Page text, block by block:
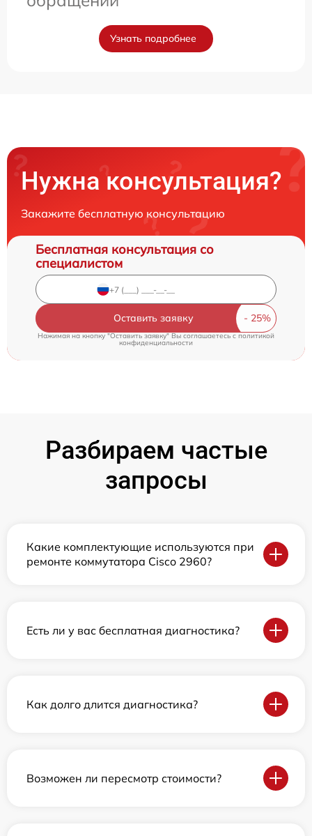
Узнать подробнее
Нужна консультация?
Закажите бесплатную консультацию
Бесплатная консультация со
специалистом
Оставить заявку
Нажимая на кнопку "Оставить заявку" Вы соглашаетесь cполитикой
конфиденциальности
Разбираем частые
запросы
Какие комплектующие используются при
ремонте коммутатора Cisco 2960?
Есть ли у вас бесплатная диагностика?
Как долго длится диагностика?
Возможен ли пересмотр стоимости?